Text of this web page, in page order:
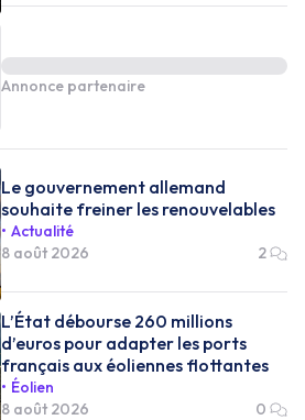
Annonce partenaire
Le gouvernement allemand
souhaite freiner les renouvelables
Actualité
8 août 2026
2
L’État débourse 260 millions
d’euros pour adapter les ports
français aux éoliennes flottantes
Éolien
8 août 2026
0